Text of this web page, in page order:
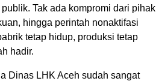
Tak ada kompromi dari pihak
hingga perintah nonaktifasi
tetap hidup, produksi tetap
hadir.
Dinas LHK Aceh sudah sangat